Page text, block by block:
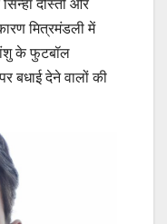
दोस्तों और
मित्रमंडली में
के फुटबॉल
बधाई देने वालों की